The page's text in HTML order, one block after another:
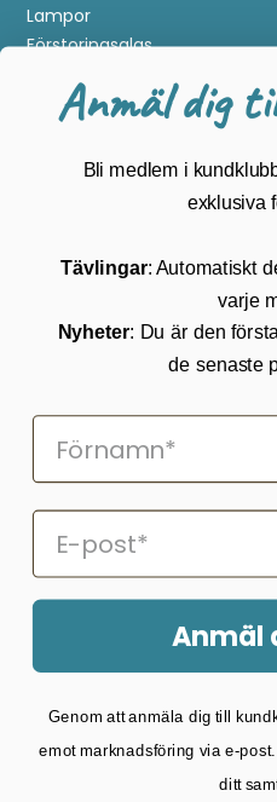
Lampor
Förstoringsglas
Guider
Köpvillkor
Cookies
Prenumerera på vårt
Följ oss på Facebook
Anmäl dig
Bli medlem i
exklusiva
Tävlingar: Automatiskt
varje
Nyheter: Du är den
de senaste
Anmäl
Genom att anmäla dig till
emot marknadsföring via e-
ditt